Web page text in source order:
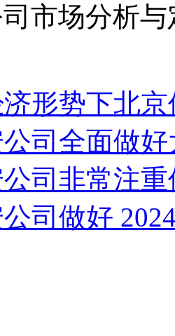
市场分析
形势下北京
司全面做好
司非常注重
司做好